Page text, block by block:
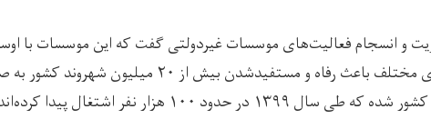
میلیون دالر در سکتورهای مختلف باعث رفاه و مستفیدشدن بیش از
غیرمستقیم در ۳۴ ولایت کشور شده که طی سال ۱۳۹۹ در حدود ۱۰۰